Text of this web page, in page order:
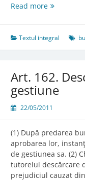
Read moreArt.
bunurilor
Textul integral
Art. 162.
gestiune
22/05/2011
(1) După predarea
aprobarea lor,
de gestiunea sa. (2)
tutorelui descărcare
prejudiciul cauzat